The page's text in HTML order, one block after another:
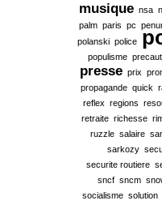
musique nsa
palm paris pc
polanski police
populisme
presse prix
propagande quick
reflex regions
retraite richesse
ruzzle salaire
sarkozy
securite routiere
sncf sncm
socialisme solution